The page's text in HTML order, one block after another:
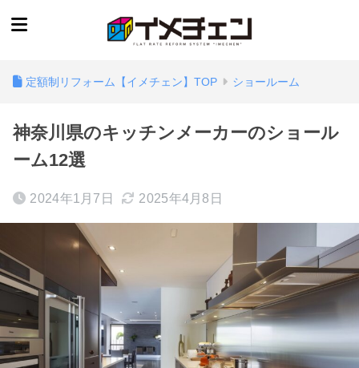
定額制リフォーム【イメチェン】TOP ショールーム
神奈川県のキッチンメーカーのショール
ーム12選
2024年1月7日 2025年4月8日